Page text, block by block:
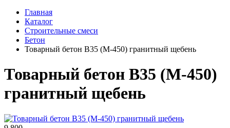
Главная
Каталог
Строительные смеси
Бетон
Товарный бетон В35 (М-450) гранитный щебень
Товарный бетон В35 (М-450)
гранитный щебень